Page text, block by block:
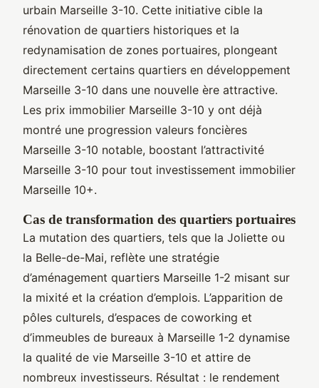
urbain Marseille 3-10. Cette initiative cible la
rénovation de quartiers historiques et la
redynamisation de zones portuaires, plongeant
directement certains quartiers en développement
Marseille 3-10 dans une nouvelle ère attractive.
Les prix immobilier Marseille 3-10 y ont déjà
montré une progression valeurs foncières
Marseille 3-10 notable, boostant l’attractivité
Marseille 3-10 pour tout investissement immobilier
Marseille 10+.
Cas de transformation des quartiers portuaires
La mutation des quartiers, tels que la Joliette ou
la Belle-de-Mai, reflète une stratégie
d’aménagement quartiers Marseille 1-2 misant sur
la mixité et la création d’emplois. L’apparition de
pôles culturels, d’espaces de coworking et
d’immeubles de bureaux à Marseille 1-2 dynamise
la qualité de vie Marseille 3-10 et attire de
nombreux investisseurs. Résultat : le rendement